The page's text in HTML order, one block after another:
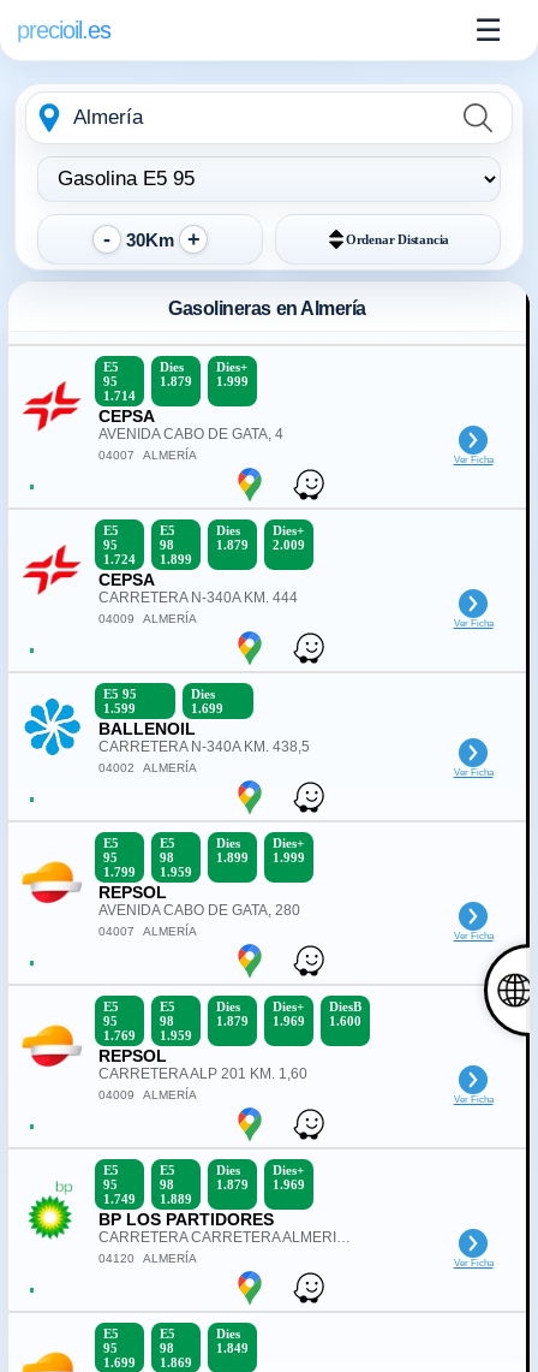
precioil.es ☰
Escribe
la
ubicación
Elegir
tipo
de
combustible:
30Km OrdenarDistancia
Gasolineras en Almería
E5
95
1.714
Dies
1.879
Dies+
1.999
CEPSA
AVENIDA CABO DE GATA, 4
04007 ALMERÍA Ver Ficha
E5
95
1.724
E5
98
1.899
Dies
1.879
Dies+
2.009
CEPSA
CARRETERA N-340A KM. 444
04009 ALMERÍA Ver Ficha
E5 95
1.599
Dies
1.699
BALLENOIL
CARRETERA N-340A KM. 438,5
04002 ALMERÍA Ver Ficha
E5
95
1.799
E5
98
1.959
Dies
1.899
Dies+
1.999
REPSOL
AVENIDA CABO DE GATA, 280
04007 ALMERÍA Ver Ficha
E5
95
1.769
E5
98
1.959
Dies
1.879
Dies+
1.969
DiesB
1.600
REPSOL
CARRETERA ALP 201 KM. 1,60
04009 ALMERÍA Ver Ficha
E5
95
1.749
E5
98
1.889
Dies
1.879
Dies+
1.969
BP LOS PARTIDORES
CARRETERA CARRETERA ALMERIA KM. 201
04120 ALMERÍA Ver Ficha
E5
95
1.699
E5
98
1.869
Dies
1.849